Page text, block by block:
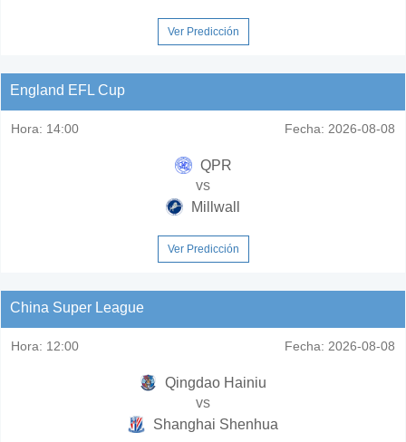
Ver Predicción
England EFL Cup
Hora: 14:00 Fecha: 2026-08-08
QPR
vs
Millwall
Ver Predicción
China Super League
Hora: 12:00 Fecha: 2026-08-08
Qingdao Hainiu
vs
Shanghai Shenhua